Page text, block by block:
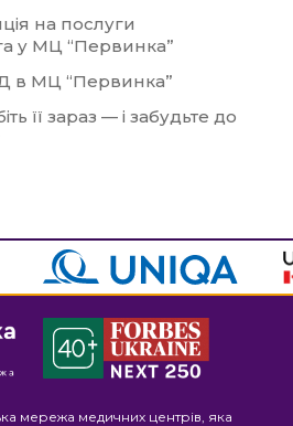
на послуги
у МЦ “Первинка”
в МЦ “Первинка”
її зараз — і забудьте до
мережа медичних центрів, яка